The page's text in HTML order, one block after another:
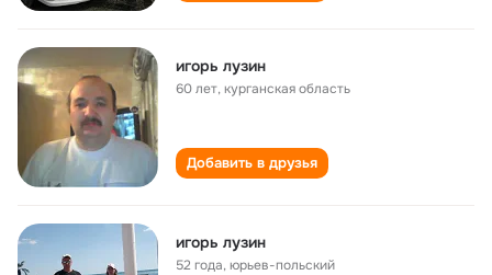
игорь лузин
60 лет,курганская область
Добавить в друзья
игорь лузин
52 года,юрьев-польский